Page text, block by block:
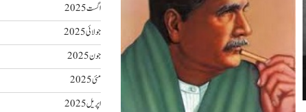
اگست 2025
جولائی 2025
جون 2025
مئی 2025
اپریل 2025